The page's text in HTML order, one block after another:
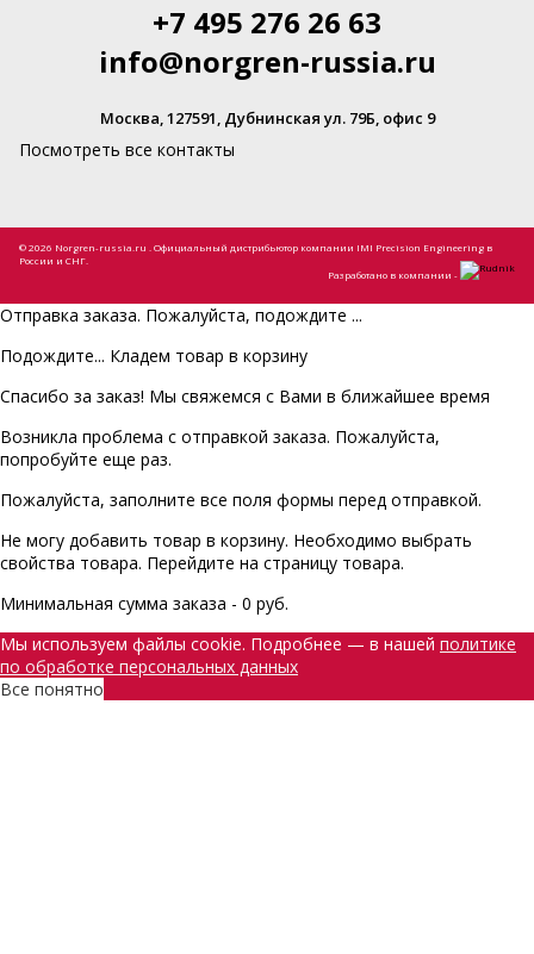
+7 495 276 26 63
info@norgren-russia.ru
Москва, 127591, Дубнинская ул. 79Б, офис 9
Посмотреть все контакты
© 2026 Norgren-russia.ru . Официальный дистрибьютор компании IMI Precision Engineering в
России и СНГ.
Разработано в компании -
Отправка заказа. Пожалуйста, подождите ...
Подождите... Кладем товар в корзину
Спасибо за заказ! Мы свяжемся с Вами в ближайшее время
Возникла проблема с отправкой заказа. Пожалуйста,
попробуйте еще раз.
Пожалуйста, заполните все поля формы перед отправкой.
Не могу добавить товар в корзину. Необходимо выбрать
свойства товара. Перейдите на страницу товара.
Минимальная сумма заказа - 0 руб.
Мы используем файлы cookie. Подробнее — в нашей политике
по обработке персональных данных
Все понятно